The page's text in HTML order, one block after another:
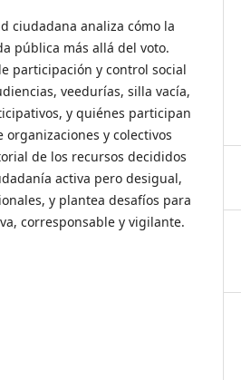
ciudadana analiza cómo la
pública más allá del voto.
participación y control social
veedurías, silla vacía,
y quiénes participan
y colectivos
de los recursos decididos
activa pero desigual,
y plantea desafíos para
corresponsable y vigilante.